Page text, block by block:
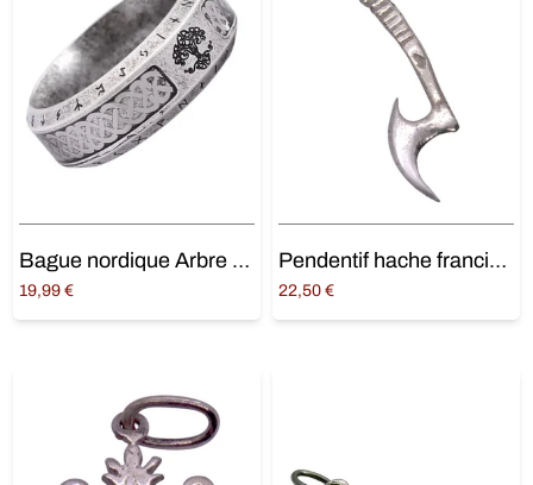
Bague nordique Arbre de Vie – style celtique et viking
19,99 €
Ajouter au panier
Pendentif hache francisque en argent massif
22,50 €
Ajouter au panier